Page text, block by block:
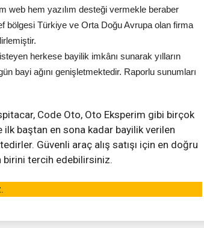
web hem yazılım desteği vermekle beraber
bölgesi Türkiye ve Orta Doğu Avrupa olan firma
herkese bayilik imkânı sunarak yılların
bayi ağını genişletmektedir. Raporlu sunumları
Code Oto, Oto Eksperim gibi birçok
baştan en sona kadar bayilik verilen
Güvenli araç alış satışı için en doğru
birini tercih edebilirsiniz.